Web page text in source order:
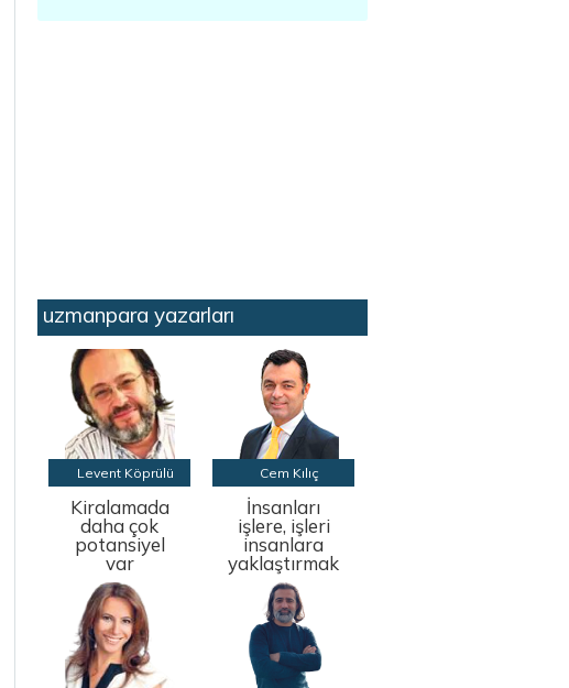
uzmanpara yazarları
Levent Köprülü
Kiralamada
daha çok
potansiyel
var
Cem Kılıç
İnsanları
işlere, işleri
insanlara
yaklaştırmak